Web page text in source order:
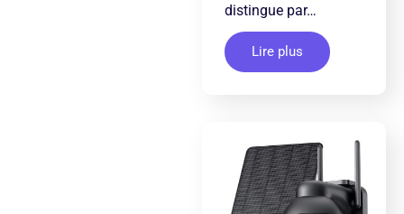
distingue par…
Lire plus